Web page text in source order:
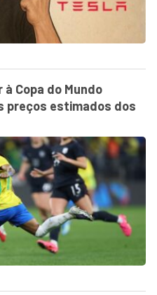
Copa do Mundo
preços estimados dos